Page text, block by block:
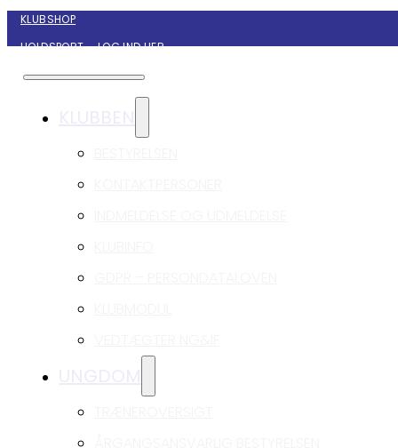
KLUBSHOP
HOLDSPORT – LOG IND HER
KONTAKT NYBORG GIF HÅNDBOLD